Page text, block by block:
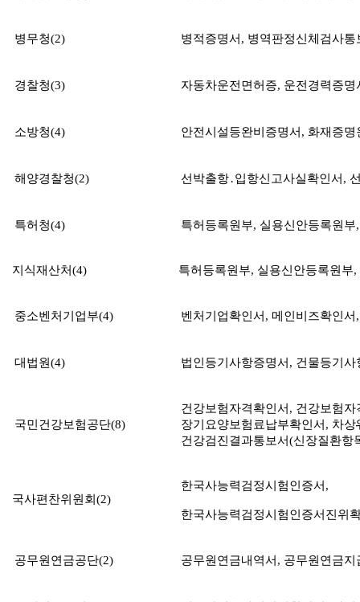
병무청(2) 병적증명서 , 병역판정신체검사통
경찰청(3) 자동차운전면허증, 운전경력증명
소방청(4) 안전시설등완비증명서 , 화재증명
해양경찰청(2) 선박출항․입항신고사실확인서 ,
특허청(4) 특허등록원부, 실용신안등록원부
지식재산처(4) 특허등록원부, 실용신안등록원부
중소벤처기업부(4) 벤처기업확인서 , 메인비즈확인서
대법원(4) 법인등기사항증명서 , 건물등기사
국민건강보험공단(8)
건강보험자격확인서 , 건강보험자
장기요양보험료납부확인서 , 차상
건강검진결과통보서(신장질환항
국사편찬위원회(2)
한국사능력검정시험인증서 ,
한국사능력검정시험인증서진위
공무원연금공단(2) 공무원연금내역서, 공무원연금지